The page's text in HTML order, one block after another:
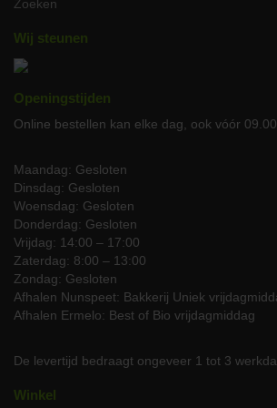
Om de sappigheid en smaak te behouden,
Commitment aan
Wanneer je kiest voor onzeBBQ-worst Bio,
bijdraagt aan een betere planeet. Onze worsten
gecertificeerd, wat betekent dat ze voldoen aan
biologische normen die zorgen voor de
aarde.
Bestel nu en proef het
Ervaar de volle, rijke smaak van onze
je volgende barbecue. Bestel eenvoudig online
gemak van een thuisbezorging of kom langs in
06-51085943of gebruik onscontactformulier.
Zoeken
Wij steunen
Openingstijden
Online bestellen kan elke dag, ook vóór
Maandag: Gesloten
Dinsdag: Gesloten
Woensdag: Gesloten
Donderdag: Gesloten
Vrijdag: 14:00 – 17:00
Zaterdag: 8:00 – 13:00
Zondag: Gesloten
Afhalen Nunspeet: Bakkerij Uniek
Afhalen Ermelo: Best of Bio vrijdagmiddag
De levertijd bedraagt ongeveer 1 tot 3
Winkel